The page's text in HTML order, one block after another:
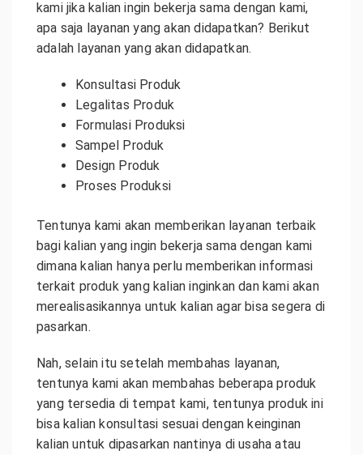
kami jika kalian ingin bekerja sama dengan kami,
apa saja layanan yang akan didapatkan? Berikut
adalah layanan yang akan didapatkan.
Konsultasi Produk
Legalitas Produk
Formulasi Produksi
Sampel Produk
Design Produk
Proses Produksi
Tentunya kami akan memberikan layanan terbaik
bagi kalian yang ingin bekerja sama dengan kami
dimana kalian hanya perlu memberikan informasi
terkait produk yang kalian inginkan dan kami akan
merealisasikannya untuk kalian agar bisa segera di
pasarkan.
Nah, selain itu setelah membahas layanan,
tentunya kami akan membahas beberapa produk
yang tersedia di tempat kami, tentunya produk ini
bisa kalian konsultasi sesuai dengan keinginan
kalian untuk dipasarkan nantinya di usaha atau